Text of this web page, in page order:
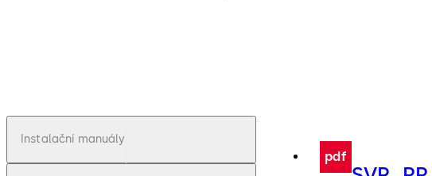
Instalační manuály
pdf